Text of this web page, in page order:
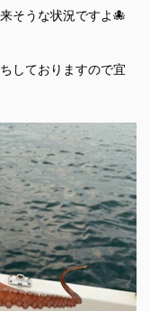
そうな状況ですよ🐙
しておりますので宜